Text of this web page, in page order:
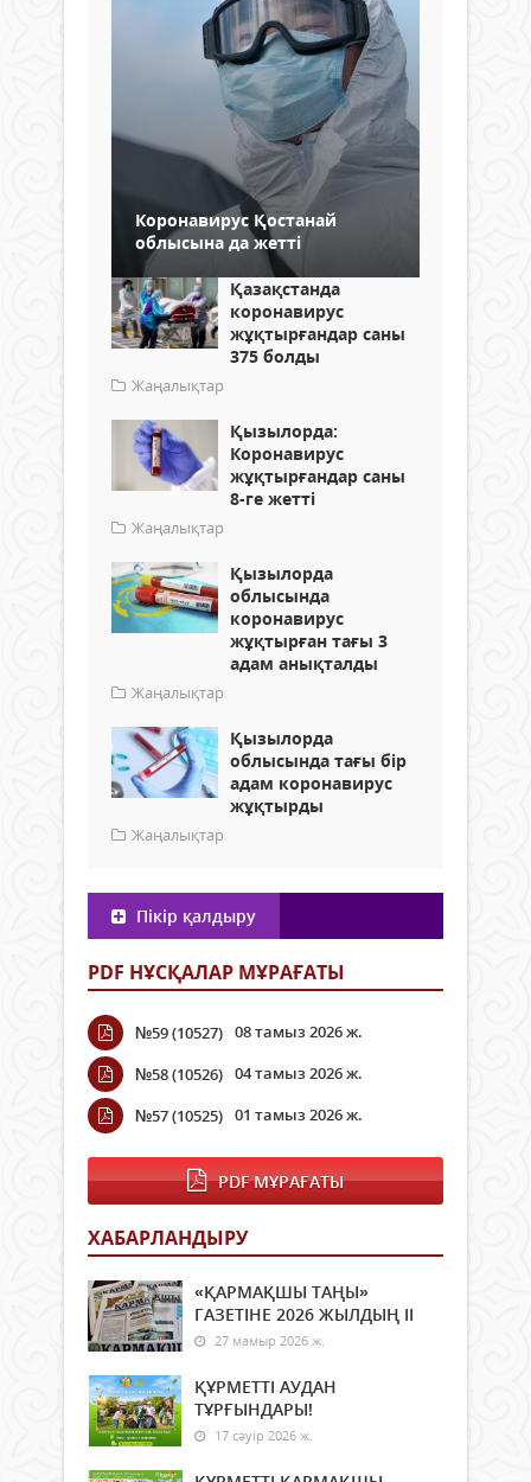
Коронавирус Қостанай
облысына да жетті
Қазақстанда
коронавирус
жұқтырғандар саны
375 болды
Жаңалықтар
Қызылорда:
Коронавирус
жұқтырғандар саны
8-ге жетті
Жаңалықтар
Қызылорда
облысында
коронавирус
жұқтырған тағы 3
адам анықталды
Жаңалықтар
Қызылорда
облысында тағы бір
адам коронавирус
жұқтырды
Жаңалықтар
Пікір қалдыру
PDF НҰСҚАЛАР МҰРАҒАТЫ
№59 (10527) 08 тамыз 2026 ж.
№58 (10526) 04 тамыз 2026 ж.
№57 (10525) 01 тамыз 2026 ж.
PDF МҰРАҒАТЫ
ХАБАРЛАНДЫРУ
«ҚАРМАҚШЫ ТАҢЫ»
ГАЗЕТІНЕ 2026 ЖЫЛДЫҢ ІI
27 мамыр 2026 ж.
ҚҰРМЕТТІ АУДАН
ТҰРҒЫНДАРЫ!
17 сәуір 2026 ж.